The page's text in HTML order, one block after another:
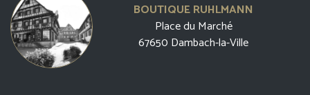
BOUTIQUE RUHLMANN
Place du Marché
67650 Dambach-la-Ville